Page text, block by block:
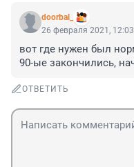
doorbal_
26 февраля 2021, 12:03
вот где нужен был
90-ые закончились,
ОТВЕТИТЬ